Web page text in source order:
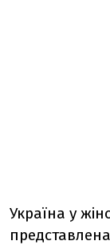
Україна у